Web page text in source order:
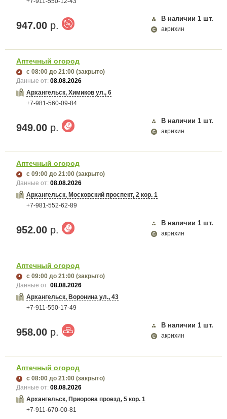
947.00 р.
В наличии 1 шт.
акрихин
Аптечный огород
с 08:00 до 21:00 (закрыто)
Данные от:08.08.2026
Архангельск, Химиков ул., 6
+7-981-560-09-84
949.00 р.
В наличии 1 шт.
акрихин
Аптечный огород
с 09:00 до 21:00 (закрыто)
Данные от:08.08.2026
Архангельск, Московский проспект, 2 кор. 1
+7-981-552-62-89
952.00 р.
В наличии 1 шт.
акрихин
Аптечный огород
с 09:00 до 21:00 (закрыто)
Данные от:08.08.2026
Архангельск, Воронина ул., 43
+7-911-550-17-49
958.00 р.
В наличии 1 шт.
акрихин
Аптечный огород
с 08:00 до 21:00 (закрыто)
Данные от:08.08.2026
Архангельск, Приорова проезд, 5 кор. 1
+7-911-670-00-81